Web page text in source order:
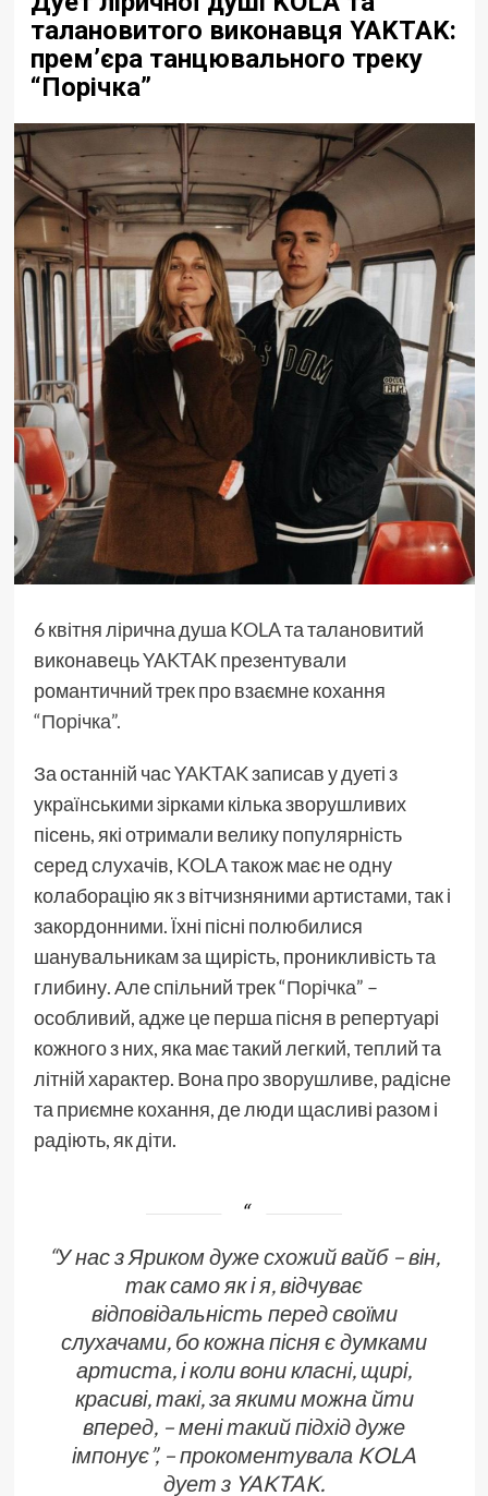
талановитого виконавця YAKTAK:
прем’єра танцювального треку
“Порічка”
6 квітня лірична душа KOLAта талановитий
виконавецьYAKTAKпрезентували
романтичний трек про взаємне кохання
“Порічка”.
За останній часYAKTAKзаписав у дуеті з
українськими зірками кілька зворушливих
пісень, які отримали велику популярність
серед слухачів, KOLAтакож має не одну
колаборацію як з вітчизняними артистами, так і
закордонними. Їхні пісні полюбилися
шанувальникам за щирість, проникливість та
глибину. Але спільний трек “Порічка” –
особливий, адже це перша пісня в репертуарі
кожного з них, яка має такий легкий, теплий та
літній характер. Вона про зворушливе, радісне
та приємне кохання, де люди щасливі разом і
радіють, як діти.
“У нас з Яриком дуже схожий вайб – він,
так само як і я, відчуває
відповідальність перед своїми
слухачами, бо кожна пісня є думками
артиста, і коли вони класні, щирі,
красиві, такі, за якими можна йти
вперед, – мені такий підхід дуже
імпонує”, – прокоментувала KOLA
дует з YAKTAK.